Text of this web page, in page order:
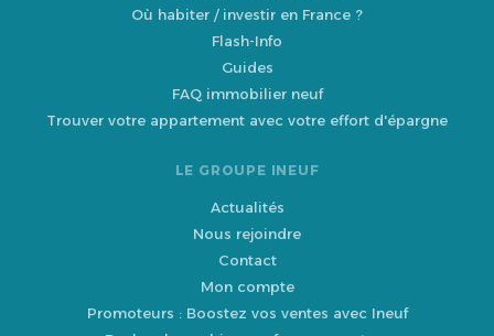
Où habiter / investir en France ?
Flash-Info
Guides
FAQ immobilier neuf
Trouver votre appartement avec votre effort d'épargne
LE GROUPE INEUF
Actualités
Nous rejoindre
Contact
Mon compte
Promoteurs : Boostez vos ventes avec Ineuf